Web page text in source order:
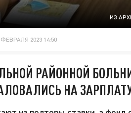
ИЗ
ФЕВРАЛЯ 2023 14:50
РАЙОННОЙ
НА